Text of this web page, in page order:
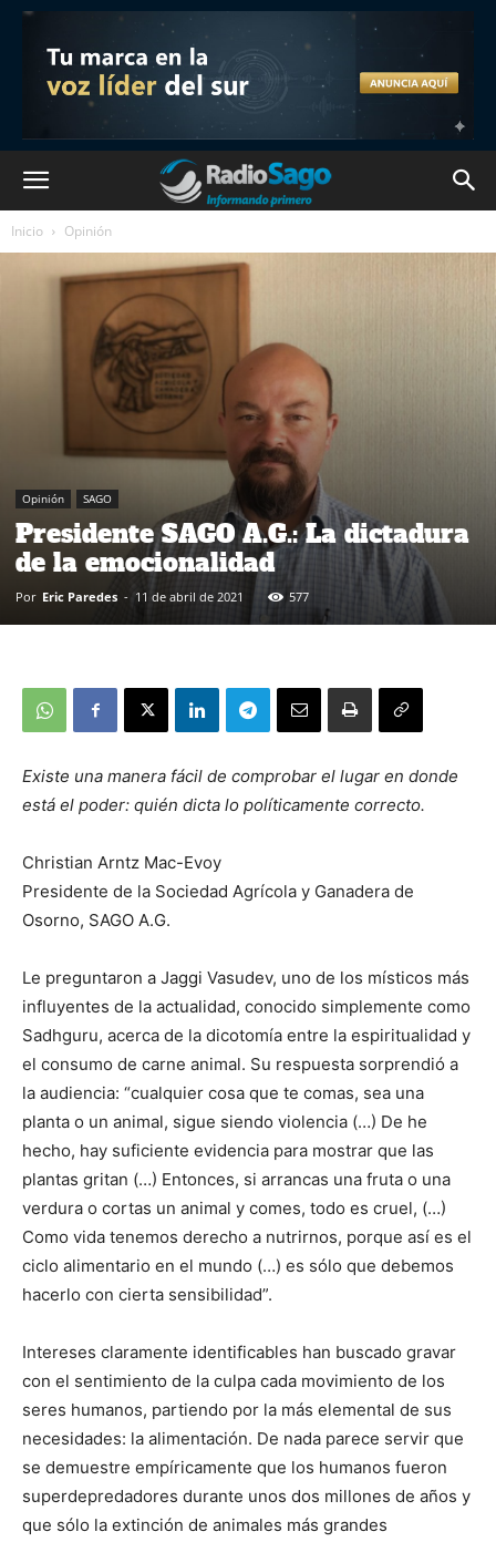
Inicio Opinión
Opinión SAGO
Presidente SAGO A.G.: La dictadura
de la emocionalidad
Por Eric Paredes - 11 de abril de 2021 577
Existe una manera fácil de comprobar el lugar en donde
está el poder: quién dicta lo políticamente correcto.
Christian Arntz Mac-Evoy
Presidente de la Sociedad Agrícola y Ganadera de
Osorno, SAGO A.G.
Le preguntaron a Jaggi Vasudev, uno de los místicos más
influyentes de la actualidad, conocido simplemente como
Sadhguru, acerca de la dicotomía entre la espiritualidad y
el consumo de carne animal. Su respuesta sorprendió a
la audiencia: “cualquier cosa que te comas, sea una
planta o un animal, sigue siendo violencia (…) De he
hecho, hay suficiente evidencia para mostrar que las
plantas gritan (…) Entonces, si arrancas una fruta o una
verdura o cortas un animal y comes, todo es cruel, (…)
Como vida tenemos derecho a nutrirnos, porque así es el
ciclo alimentario en el mundo (…) es sólo que debemos
hacerlo con cierta sensibilidad”.
Intereses claramente identificables han buscado gravar
con el sentimiento de la culpa cada movimiento de los
seres humanos, partiendo por la más elemental de sus
necesidades: la alimentación. De nada parece servir que
se demuestre empíricamente que los humanos fueron
superdepredadores durante unos dos millones de años y
que sólo la extinción de animales más grandes